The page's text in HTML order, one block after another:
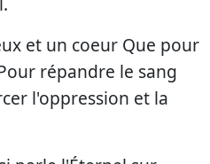
et un coeur Que pour
répandre le sang
l'oppression et la